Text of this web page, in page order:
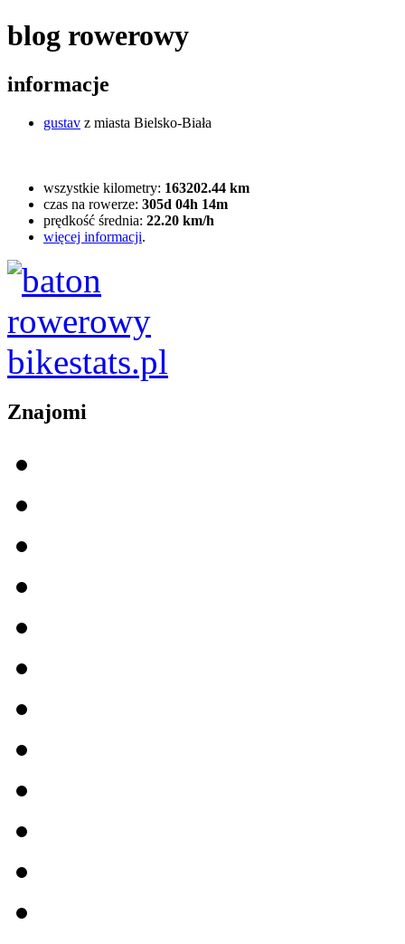
blog rowerowy
informacje
gustav z miasta Bielsko-Biała
wszystkie kilometry: 163202.44 km
czas na rowerze: 305d 04h 14m
prędkość średnia: 22.20 km/h
więcej informacji.
Znajomi